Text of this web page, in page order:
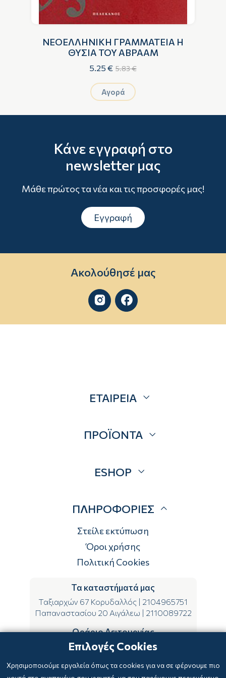
ΝΕΟΕΛΛΗΝΙΚΗ ΓΡΑΜΜΑΤΕΙΑ Η
ΘΥΣΙΑ ΤΟΥ ΑΒΡΑΑΜ
5.25 € 5.83 €
Αγορά
Κάνε εγγραφή στο
newsletter μας
Μάθε πρώτος τα νέα και τις προσφορές μας!
Εγγραφή
Ακολούθησέ μας
 
ΕΤΑΙΡΕΙΑ
Επικοινωνία
ΠΡΟΪΟΝΤΑ
Brands
ESHOP
Τρόποι αποστολής
Τρόποι πληρωμής
Επιστροφές
ΠΛΗΡΟΦΟΡΙΕΣ
Στείλε εκτύπωση
Όροι χρήσης
Πολιτική Cookies
Τα καταστήματά μας
Ταξιαρχών 67 Κορυδαλλός
2104965751
Παπαναστασίου 20 Αιγάλεω
2110089722
Ωράριο Λειτουργίας
ΔΕ-ΤΕ-ΣΑ 09:00-15:00
Επιλογές Cookies
Χρησιμοποιούμε εργαλεία όπως τα cookies για να σε φέρνουμε πιο